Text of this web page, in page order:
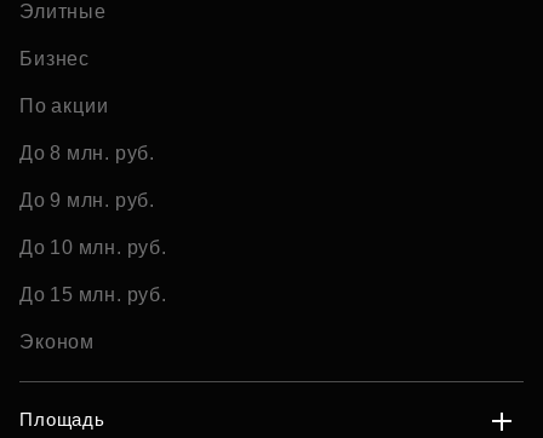
Элитные
Бизнес
По акции
До 8 млн. руб.
До 9 млн. руб.
До 10 млн. руб.
До 15 млн. руб.
Эконом
Площадь